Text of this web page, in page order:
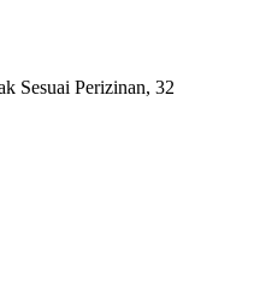
Sesuai Perizinan, 32